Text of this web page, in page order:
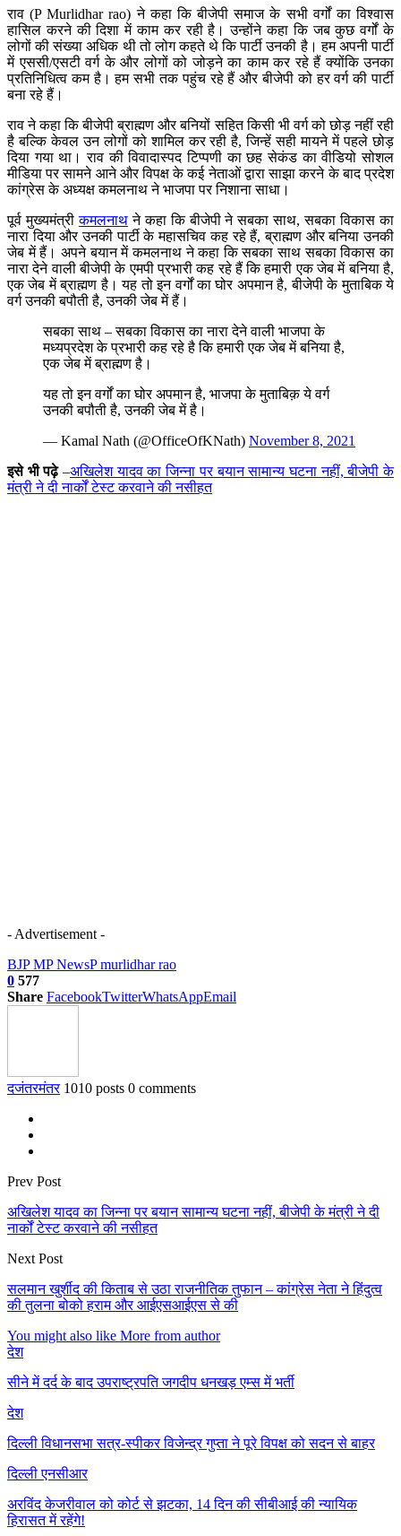
राव (P Murlidhar rao) ने कहा कि बीजेपी समाज के सभी वर्गों का विश्वास
हासिल करने की दिशा में काम कर रही है। उन्होंने कहा कि जब कुछ वर्गों के
लोगों की संख्या अधिक थी तो लोग कहते थे कि पार्टी उनकी है। हम अपनी पार्टी
में एससी/एसटी वर्ग के और लोगों को जोड़ने का काम कर रहे हैं क्योंकि उनका
प्रतिनिधित्व कम है। हम सभी तक पहुंच रहे हैं और बीजेपी को हर वर्ग की पार्टी
बना रहे हैं।
राव ने कहा कि बीजेपी ब्राह्मण और बनियों सहित किसी भी वर्ग को छोड़ नहीं रही
है बल्कि केवल उन लोगों को शामिल कर रही है, जिन्हें सही मायने में पहले छोड़
दिया गया था। राव की विवादास्पद टिप्पणी का छह सेकंड का वीडियो सोशल
मीडिया पर सामने आने और विपक्ष के कई नेताओं द्वारा साझा करने के बाद प्रदेश
कांग्रेस के अध्यक्ष कमलनाथ ने भाजपा पर निशाना साधा।
पूर्व मुख्यमंत्रीकमलनाथने कहा कि बीजेपी ने सबका साथ, सबका विकास का
नारा दिया और उनकी पार्टी के महासचिव कह रहे हैं, ब्राह्मण और बनिया उनकी
जेब में हैं। अपने बयान में कमलनाथ ने कहा कि सबका साथ सबका विकास का
नारा देने वाली बीजेपी के एमपी प्रभारी कह रहे हैं कि हमारी एक जेब में बनिया है,
एक जेब में ब्राह्मण है। यह तो इन वर्गों का घोर अपमान है, बीजेपी के मुताबिक ये
वर्ग उनकी बपौती है, उनकी जेब में हैं।
सबका साथ – सबका विकास का नारा देने वाली भाजपा के
मध्यप्रदेश के प्रभारी कह रहे है कि हमारी एक जेब में बनिया है,
एक जेब में ब्राह्मण है।
यह तो इन वर्गों का घोर अपमान है, भाजपा के मुताबिक़ ये वर्ग
उनकी बपौती है, उनकी जेब में है।
— Kamal Nath (@OfficeOfKNath) November 8, 2021
इसे भी पढ़े–अखिलेश यादव का जिन्ना पर बयान सामान्य घटना नहीं, बीजेपी के
मंत्री ने दी नार्कों टेस्ट करवाने की नसीहत
- Advertisement -
BJP MP NewsP murlidhar rao
0 577
Share FacebookTwitterWhatsAppEmail
दजंतरमंतर 1010 posts 0 comments
Prev Post
अखिलेश यादव का जिन्ना पर बयान सामान्य घटना नहीं, बीजेपी के मंत्री ने दी
नार्कों टेस्ट करवाने की नसीहत
Next Post
सलमान खुर्शीद की किताब से उठा राजनीतिक तुफान – कांग्रेस नेता ने हिंदुत्व
की तुलना बोको हराम और आईएसआईएस से की
You might also like More from author
देश
सीने में दर्द के बाद उपराष्ट्रपति जगदीप धनखड़ एम्स में भर्ती
देश
दिल्ली विधानसभा सत्र-स्पीकर विजेन्द्र गुप्ता ने पूरे विपक्ष को सदन से बाहर
दिल्ली एनसीआर
अरविंद केजरीवाल को कोर्ट से झटका, 14 दिन की सीबीआई की न्यायिक
हिरासत में रहेंगे!